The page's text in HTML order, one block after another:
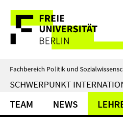
direkt
Inhalt
Service-
Navigation
Fachbereich Politik und
SCHWERPUNKT
TEAM NEWS